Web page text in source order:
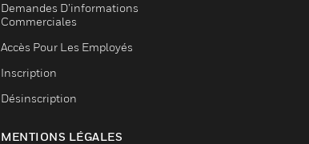
Demandes D’informations
Commerciales
Accès Pour Les Employés
Inscription
Désinscription
MENTIONS LÉGALES